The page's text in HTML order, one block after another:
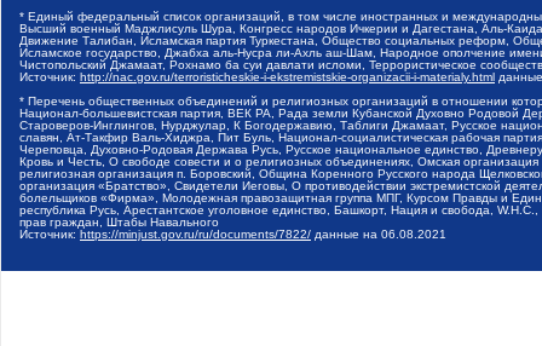
* Единый федеральный список организаций, в том числе иностранных и
Высший военный Маджлисуль Шура, Конгресс народов Ичкерии и Дагестана, Аль-
Движение Талибан, Исламская партия Туркестана, Общество социальных реформ,
Исламское государство, Джабха аль-Нусра ли-Ахль аш-Шам, Народное ополчение
Чистопольский Джамаат, Рохнамо ба суи давлати исломи, Террористическое
Источник: http://nac.gov.ru/terroristicheskie-i-ekstremistskie-organizacii-i-materialy.html
* Перечень общественных объединений и религиозных организаций в отношении
Национал-большевистская партия, ВЕК РА, Рада земли Кубанской Духовно Родовой
Староверов-Инглингов, Нурджулар, К Богодержавию, Таблиги Джамаат, Русское
славян, Ат-Такфир Валь-Хиджра, Пит Буль, Национал-социалистическая рабочая
Череповца, Духовно-Родовая Держава Русь, Русское национальное единство,
Кровь и Честь, О свободе совести и о религиозных объединениях, Омская
религиозная организация п. Боровский, Община Коренного Русского народа
организация «Братство», Свидетели Иеговы, О противодействии экстремистской
болельщиков «Фирма», Молодежная правозащитная группа МПГ, Курсом Правды и
республика Русь, Арестантское уголовное единство, Башкорт, Нация и свобода,
прав граждан, Штабы Навального
Источник: https://minjust.gov.ru/ru/documents/7822/ данные на 06.08.2021